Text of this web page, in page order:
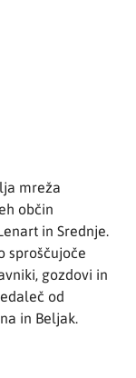
mreža
občin
in Srednje.
sproščujoče
gozdovi in
od
in Beljak.